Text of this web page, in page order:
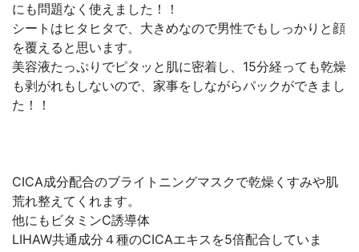
にも問題なく使えました！！
シートはヒタヒタで、大きめなので男性でもしっかりと顔
を覆えると思います。
美容液たっぷりでピタッと肌に密着し、15分経っても乾燥
も剥がれもしないので、家事をしながらパックができまし
た！！
CICA成分配合のブライトニングマスクで乾燥くすみや肌
荒れ整えてくれます。
他にもビタミンC誘導体
LIHAW共通成分４種のCICAエキスを5倍配合していま